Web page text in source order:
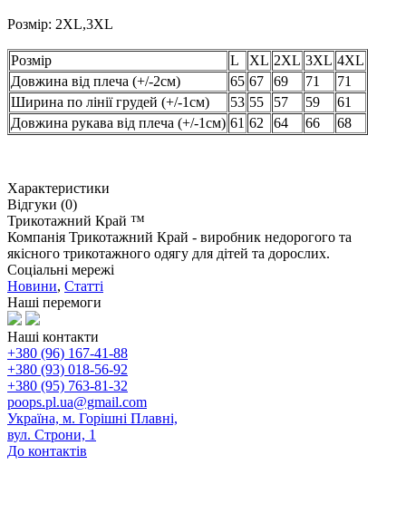
Розмір: 2XL,3XL
Розмір L XL 2XL 3XL 4XL
Довжина від плеча (+/-2см)
65 67 69 71
71
Ширина по лінії грудей (+/-1см)
53 55 57 59
61
Довжина рукава від плеча (+/-1см) 61 62 64 66 68
Характеристики
Відгуки (0)
Трикотажний Край ™
Компанія Трикотажний Край - виробник недорогого та
якісного трикотажного одягу для дітей та дорослих.
Соціальні мережі
Новини, Статті
Наші перемоги
Наші контакти
+380 (96) 167-41-88
+380 (93) 018-56-92
+380 (95) 763-81-32
poops.pl.ua@gmail.com
Україна, м. Горішні Плавні,
вул. Строни, 1
До контактів